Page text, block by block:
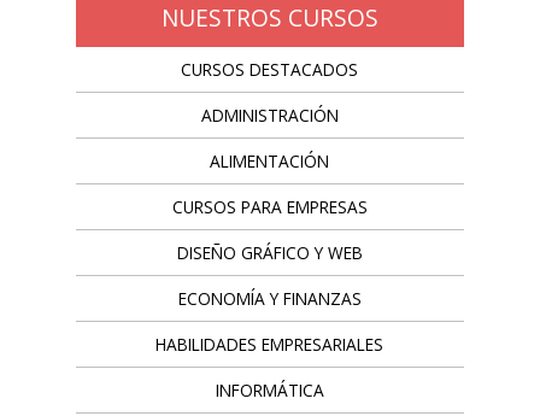
NUESTROS CURSOS
CURSOS DESTACADOS
ADMINISTRACIÓN
ALIMENTACIÓN
CURSOS PARA EMPRESAS
DISEÑO GRÁFICO Y WEB
ECONOMÍA Y FINANZAS
HABILIDADES EMPRESARIALES
INFORMÁTICA